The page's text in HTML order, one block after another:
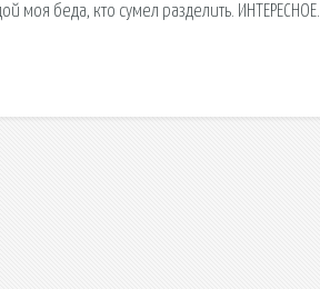
моя беда, кто сумел разделить. ИНТЕРЕСНОЕ.